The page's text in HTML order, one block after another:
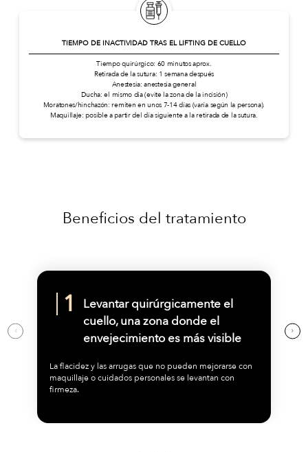
TIEMPO DE INACTIVIDAD TRAS EL LIFTING DE CUELLO
Tiempo quirúrgico: 60 minutos aprox.
Retirada de la sutura: 1 semana después
Anestesia: anestesia general
Ducha: el mismo día (evite la zona de la incisión)
Moratones/hinchazón: remiten en unos 7-14 días (varía según la persona).
Maquillaje: posible a partir del día siguiente a la retirada de la sutura.
Beneficios del tratamiento
Levantar quirúrgicamente el
cuello, una zona donde el
envejecimiento es más visible
La flacidez y las arrugas que no pueden mejorarse con
maquillaje o cuidados personales se levantan con
firmeza.